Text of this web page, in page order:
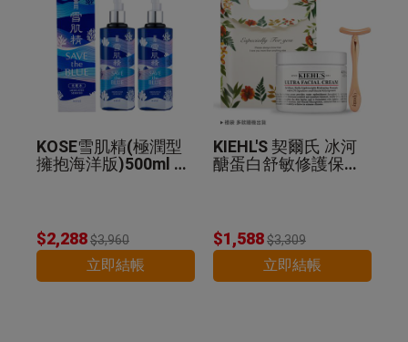
KOSE雪肌精(極潤型
擁抱海洋版)500ml 2
$2,288$3,960
立即結帳
KIEHL'S 契爾氏 冰河
醣蛋白舒敏修護保濕
$1,588$3,309
立即結帳